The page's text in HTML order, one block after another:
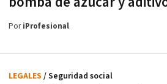
PoriProfesional
LEGALES / Seguridad social